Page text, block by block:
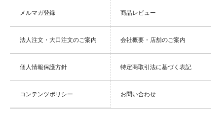
メルマガ登録 商品レビュー
法人注文・大口注文のご案内 会社概要・店舗のご案内
個人情報保護方針 特定商取引法に基づく表記
コンテンツポリシー お問い合わせ